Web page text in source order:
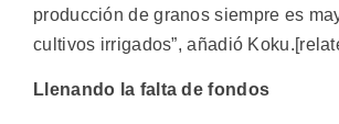
producción de granos siempre es
cultivos irrigados”, añadió
Llenando la falta de fondos